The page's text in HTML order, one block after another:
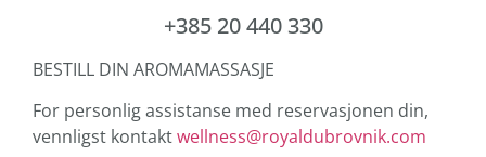
+385 20 440 330
BESTILL DIN AROMAMASSASJE
For personlig assistanse med reservasjonen din,
vennligst kontaktwellness@royaldubrovnik.com